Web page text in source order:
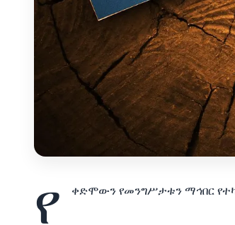
የ ቀድሞውን የመንግሥታቱን ማኅበር